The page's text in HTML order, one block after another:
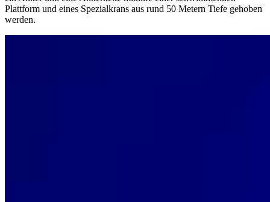
Plattform und eines Spezialkrans aus rund 50 Metern Tiefe gehoben
werden.